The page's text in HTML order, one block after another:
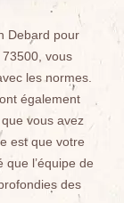
Debard pour
vous
les normes.
également
vous avez
est que votre
l’équipe de
des